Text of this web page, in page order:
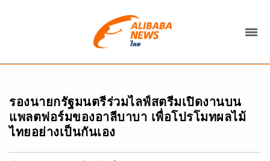
รองนายกรัฐมนตรีร่วมไลฟ์สตรีมเปิดงานบน
แพลตฟอร์มของอาลีบาบา เพื่อโปรโมทผลไม้
ไทยอย่างเป็นกันเอง